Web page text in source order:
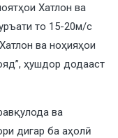
Хатлон ва
то 15-20м/с
ва ноҳияҳои
ҳушдор додааст
ва
дигар ба аҳолӣ